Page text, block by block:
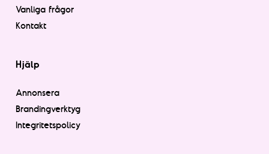
Vanliga frågor
Kontakt
Hjälp
Annonsera
Brandingverktyg
Integritetspolicy